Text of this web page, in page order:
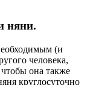
няни.
(и
человека,
она также
круглосуточно